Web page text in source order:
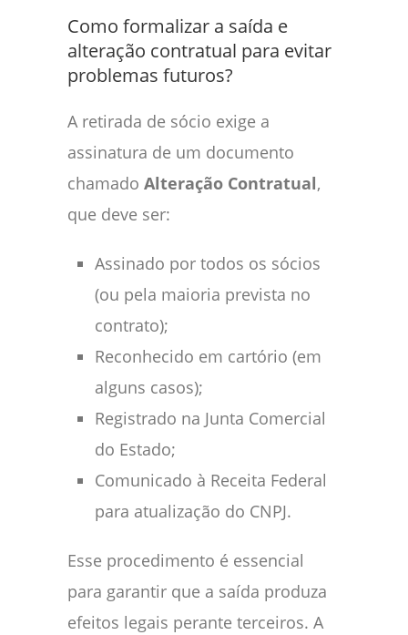
Como formalizar a saída e
alteração contratual para evitar
problemas futuros?
A retirada de sócio exige a
assinatura de um documento
chamado Alteração Contratual,
que deve ser:
Assinado por todos os sócios
(ou pela maioria prevista no
contrato);
Reconhecido em cartório (em
alguns casos);
Registrado na Junta Comercial
do Estado;
Comunicado à Receita Federal
para atualização do CNPJ.
Esse procedimento é essencial
para garantir que a saída produza
efeitos legais perante terceiros. A